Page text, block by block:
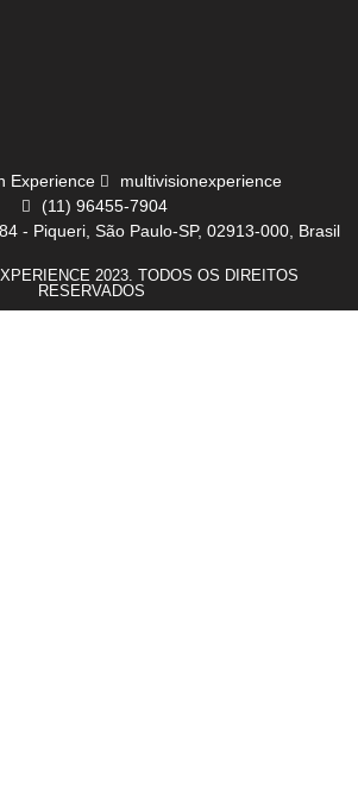
Experience
multivisionexperience
(11) 96455-7904
- Piqueri, São Paulo-SP, 02913-000, Brasil
2023. TODOS OS DIREITOS
RESERVADOS